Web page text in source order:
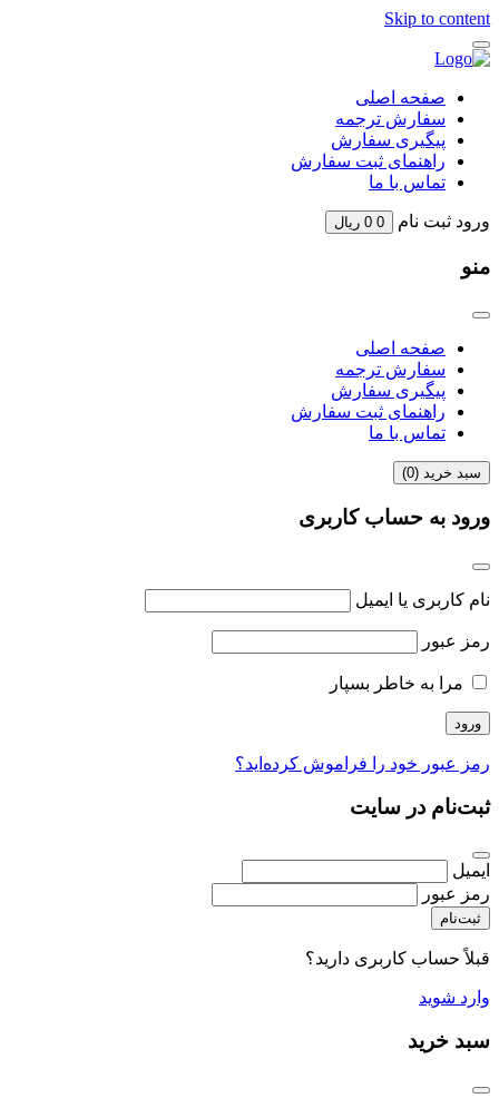
Skip to content
صفحه اصلی
سفارش ترجمه
پیگیری سفارش
راهنمای ثبت سفارش
تماس با ما
ورود ثبت نام 0
0 ریال
منو
صفحه اصلی
سفارش ترجمه
پیگیری سفارش
راهنمای ثبت سفارش
تماس با ما
سبد خرید (0
)
ورود به حساب کاربری
نام کاربری یا ایمیل
رمز عبور
مرا به خاطر بسپار
رمز عبور خود را فراموش کرده‌اید؟
ثبت‌نام در سایت
ایمیل
رمز عبور
ثبت‌نام
قبلاً حساب کاربری دارید؟
وارد شوید
سبد خرید